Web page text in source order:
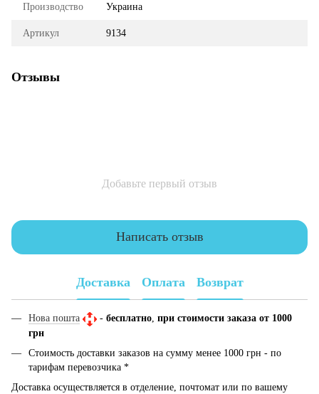
Производство Украина
Артикул 9134
Отзывы
Добавьте первый отзыв
Написать отзыв
Доставка Оплата Возврат
Нова пошта - бесплатно при стоимости заказа от 1000
грн
Стоимость доставки заказов на сумму менее 1000 грн - по
тарифам перевозчика *
Доставка осуществляется в отделение, почтомат или по вашему